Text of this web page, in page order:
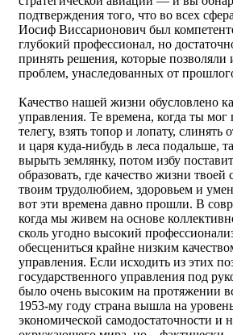
подтверждения того, что во всех
Иосиф Виссарионович был
глубокий профессионал, но
принять решения, которые позволяли
проблем, унаследованных от
Качество нашей жизни обусловлено
управления. Те времена, когда ты мог
телегу, взять топор и лопату,
и царя куда-нибудь в леса подальше,
вырыть землянку, потом избу
образовать, где качество жизни твоей
твоим трудолюбием, здоровьем и
вот эти времена давно прошли. В
когда мы живем на основе
сколь угодно высокий
обесцениться крайне низким
управления. Если исходить из этих
государственного управления под
было очень высоким на протяжении
1953-му году страна вышла на
экономической самодостаточности и